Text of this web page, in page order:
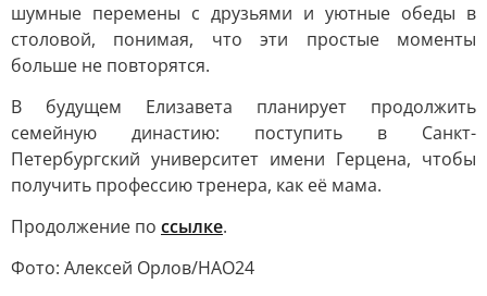
шумные перемены с друзьями и уютные обеды в
столовой, понимая, что эти простые моменты
больше не повторятся.
В будущем Елизавета планирует продолжить
семейную династию: поступить в Санкт-
Петербургский университет имени Герцена, чтобы
получить профессию тренера, как её мама.
Продолжение по ссылке.
Фото: Алексей Орлов/НАО24